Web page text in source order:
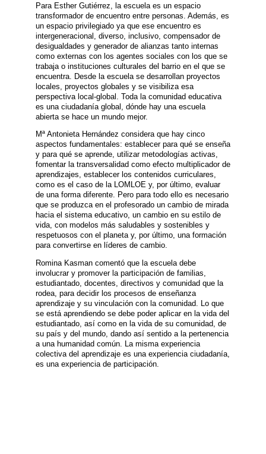
Para Esther Gutiérrez, la escuela es un espacio
transformador de encuentro entre personas. Además, es
un espacio privilegiado ya que ese encuentro es
intergeneracional, diverso, inclusivo, compensador de
desigualdades y generador de alianzas tanto internas
como externas con los agentes sociales con los que se
trabaja o instituciones culturales del barrio en el que se
encuentra. Desde la escuela se desarrollan proyectos
locales, proyectos globales y se visibiliza esa
perspectiva local-global. Toda la comunidad educativa
es una ciudadanía global, dónde hay una escuela
abierta se hace un mundo mejor.
Mª Antonieta Hernández considera que hay cinco
aspectos fundamentales: establecer para qué se enseña
y para qué se aprende, utilizar metodologías activas,
fomentar la transversalidad como efecto multiplicador de
aprendizajes, establecer los contenidos curriculares,
como es el caso de la LOMLOE y, por último, evaluar
de una forma diferente. Pero para todo ello es necesario
que se produzca en el profesorado un cambio de mirada
hacia el sistema educativo, un cambio en su estilo de
vida, con modelos más saludables y sostenibles y
respetuosos con el planeta y, por último, una formación
para convertirse en líderes de cambio.
Romina Kasman comentó que la escuela debe
involucrar y promover la participación de familias,
estudiantado, docentes, directivos y comunidad que la
rodea, para decidir los procesos de enseñanza
aprendizaje y su vinculación con la comunidad. Lo que
se está aprendiendo se debe poder aplicar en la vida del
estudiantado, así como en la vida de su comunidad, de
su país y del mundo, dando así sentido a la pertenencia
a una humanidad común. La misma experiencia
colectiva del aprendizaje es una experiencia ciudadanía,
es una experiencia de participación.